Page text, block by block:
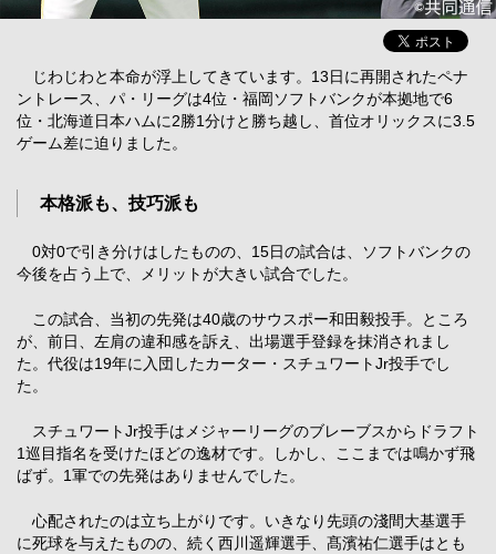
じわじわと本命が浮上してきています。13日に再開されたペナ
ントレース、パ・リーグは4位・福岡ソフトバンクが本拠地で6
位・北海道日本ハムに2勝1分けと勝ち越し、首位オリックスに3.5
ゲーム差に迫りました。
本格派も、技巧派も
0対0で引き分けはしたものの、15日の試合は、ソフトバンクの
今後を占う上で、メリットが大きい試合でした。
この試合、当初の先発は40歳のサウスポー和田毅投手。ところ
が、前日、左肩の違和感を訴え、出場選手登録を抹消されまし
た。代役は19年に入団したカーター・スチュワートJr投手でし
た。
スチュワートJr投手はメジャーリーグのブレーブスからドラフト
1巡目指名を受けたほどの逸材です。しかし、ここまでは鳴かず飛
ばず。1軍での先発はありませんでした。
心配されたのは立ち上がりです。いきなり先頭の淺間大基選手
に死球を与えたものの、続く西川遥輝選手、髙濱祐仁選手はとも